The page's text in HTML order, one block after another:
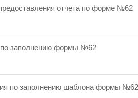
отчета по форме №62
по заполнению формы №62
по заполнению шаблона формы №62